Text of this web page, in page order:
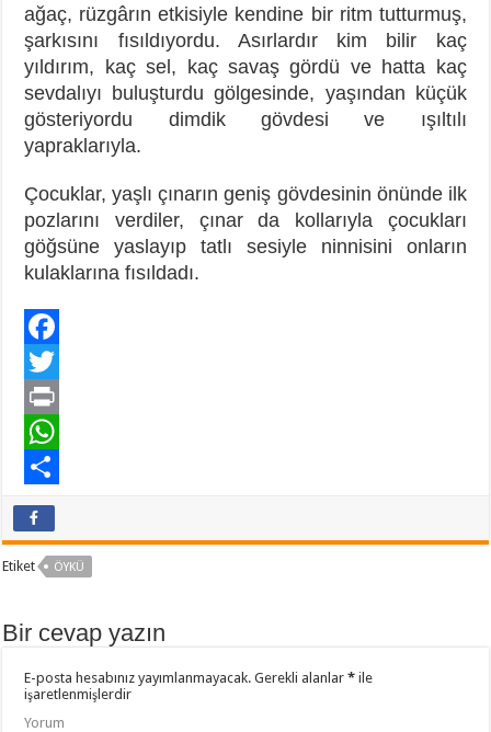
ağaç, rüzgârın etkisiyle kendine bir ritm tutturmuş,
şarkısını fısıldıyordu. Asırlardır kim bilir kaç
yıldırım, kaç sel, kaç savaş gördü ve hatta kaç
sevdalıyı buluşturdu gölgesinde, yaşından küçük
gösteriyordu dimdik gövdesi ve ışıltılı
yapraklarıyla.
Çocuklar, yaşlı çınarın geniş gövdesinin önünde ilk
pozlarını verdiler, çınar da kollarıyla çocukları
göğsüne yaslayıp tatlı sesiyle ninnisini onların
kulaklarına fısıldadı.
F
a
c
e
b
o
o
T
w
t
t
e
P
i
n
t
W
h
a
t
A
p
P
a
y
a
ş
Etiket ÖYKÜ
Bir cevap yazın
E-posta hesabınız yayımlanmayacak. Gerekli alanlar* ile
işaretlenmişlerdir
Yorum